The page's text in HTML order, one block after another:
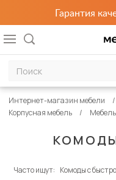
Гарантия
Интернет-магазин мебели
Корпусная мебель
Часто ищут: Комоды с